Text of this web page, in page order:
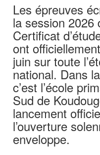
Les épreuves
la session 2026
Certificat
ont
juin sur toute
national. Dans
c’est l’école
Sud de
lancement
l’ouverture
enveloppe.